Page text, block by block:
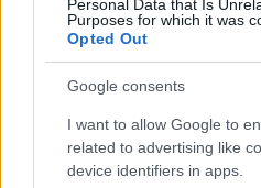
Personal Data that Is
Purposes for which it was
Opted Out
Google consents
I want to allow Google to
related to advertising like
device identifiers in apps.
Aranycsapat-
megemlékezést és
Forrás:MTI